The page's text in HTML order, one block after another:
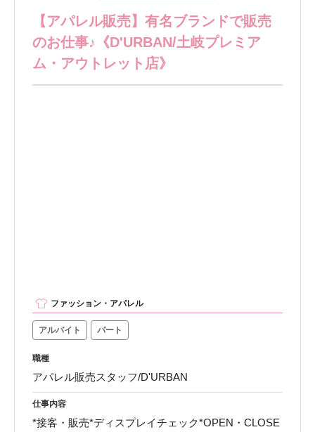
【アパレル販売】有名ブランドで販売
のお仕事♪《D'URBAN/土岐プレミア
ム・アウトレット店》
ファッション・アパレル
アルバイト パート
職種
アパレル販売スタッフ/D'URBAN
仕事内容
*接客・販売*ディスプレイチェック*OPEN・CLOSE